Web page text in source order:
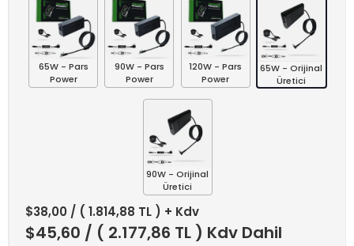
65W - Pars
Power
90W - Pars
Power
120W - Pars
Power
65W - Orijinal
Üretici
90W - Orijinal
Üretici
$38,00 / ( 1.814,88 TL ) + Kdv
$45,60 / ( 2.177,86 TL ) Kdv Dahil